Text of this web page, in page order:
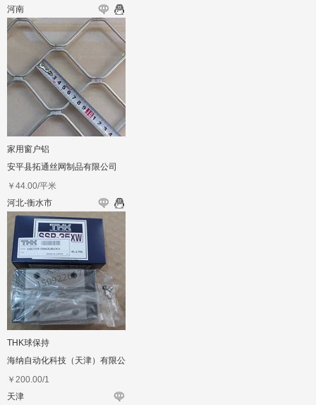
河南
家用窗户铝
安平县拓通丝网制品有限公司
￥ 44.00/平米
河北-衡水市
THK球保持
海纳自动化科技（天津）有限公
司
￥ 200.00/1
天津